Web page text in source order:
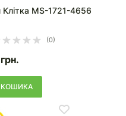
MS-1721-4656
(0)
грн.